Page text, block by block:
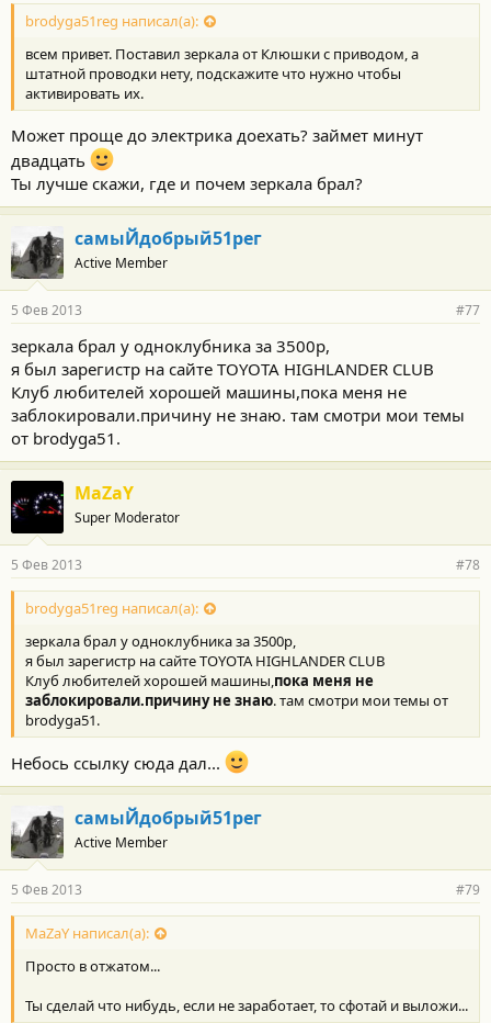
ОРАНЖЕВЫЙ/БЕЛЫЙ К отрицательному триггеру багажника (-)
СИНИЙ/КРАСНЫЙ К положительному триггеру двери (+)
СЕРЫЙ/ЧЕРНЫЙ К выходу генератора или к проводу тахометра
(вход контроля работы
двигателя) (-)
ЖЕЛТЫЙ/КРАСНЫЙ Выход 2-го канала (-300мА)
Петля ЧЕРНОГО провода Выбор ручной или автоматической
коробки передач
РОЗОВЫЙ Выход “состояния” при работающем двигателе для
обхода штатной
охранной системы (-).
СИНИЙ Дополнительный программируемый выход (-300мА)
для управления
внутрисалонным освещением или закрыванием окон
автомобиля, см.
схему подключения.
ЧЕРНЫЙ/КРАСНЫЙ К реле дополнительной К реле
дополнительной блокировки стартера (или зажигания)
(-300мА),
см. схему подключения
brodyga51reg написал(а):
всем привет. Поставил зеркала от Клюшки с приводом, а
штатной проводки нету, подскажите что нужно чтобы
активировать их.
Может проще до электрика доехать? займет минут
двадцать
Ты лучше скажи, где и почем зеркала брал?
самыЙдобрый51рег
Active Member
5 Фев 2013 #77
зеркала брал у одноклубника за 3500р,
я был зарегистр на сайте TOYOTA HIGHLANDER CLUB
Клуб любителей хорошей машины,пока меня не
заблокировали.причину не знаю. там смотри мои темы
от brodyga51.
MaZaY
Super Moderator
5 Фев 2013 #78
brodyga51reg написал(а):
зеркала брал у одноклубника за 3500р,
я был зарегистр на сайте TOYOTA HIGHLANDER CLUB
Клуб любителей хорошей машины,пока меня не
заблокировали.причину не знаю. там смотри мои темы от
brodyga51.
Небось ссылку сюда дал...
самыЙдобрый51рег
Active Member
5 Фев 2013 #79
MaZaY написал(а):
Просто в отжатом...
Ты сделай что нибудь, если не заработает, то сфотай и выложи...